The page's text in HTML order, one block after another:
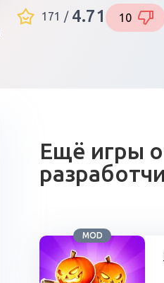
171 / 4.71 10
Ещё игры
MOD